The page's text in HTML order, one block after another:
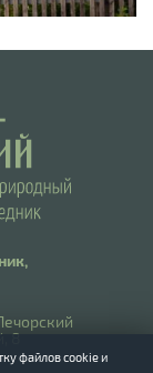
8
файлов cookie и